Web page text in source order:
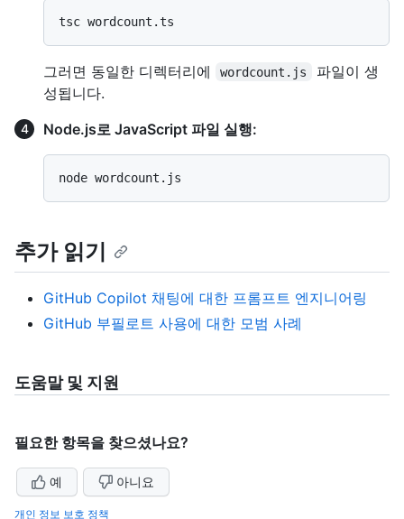
그러면 동일한 디렉터리에 wordcount.js
파일이 생
성됩니다.
Node.js로 JavaScript 파일 실행:
추가 읽기
GitHub Copilot 채팅에 대한 프롬프트 엔지니어링
GitHub 부필로트 사용에 대한 모범 사례
도움말 및 지원
필요한 항목을 찾으셨나요?
예 아니요
개인 정보 보호 정책